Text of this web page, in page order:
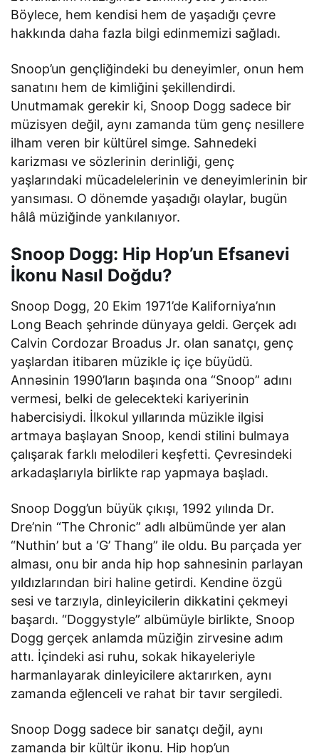
Böylece, hem kendisi hem de yaşadığı çevre
hakkında daha fazla bilgi edinmemizi sağladı.
Snoop’un gençliğindeki bu deneyimler, onun hem
sanatını hem de kimliğini şekillendirdi.
Unutmamak gerekir ki, Snoop Dogg sadece bir
müzisyen değil, aynı zamanda tüm genç nesillere
ilham veren bir kültürel simge. Sahnedeki
karizması ve sözlerinin derinliği, genç
yaşlarındaki mücadelelerinin ve deneyimlerinin bir
yansıması. O dönemde yaşadığı olaylar, bugün
hâlâ müziğinde yankılanıyor.
Snoop Dogg: Hip Hop’un Efsanevi
İkonu Nasıl Doğdu?
Snoop Dogg, 20 Ekim 1971’de Kaliforniya’nın
Long Beach şehrinde dünyaya geldi. Gerçek adı
Calvin Cordozar Broadus Jr. olan sanatçı, genç
yaşlardan itibaren müzikle iç içe büyüdü.
Annəsinin 1990’ların başında ona “Snoop” adını
vermesi, belki de gelecekteki kariyerinin
habercisiydi. İlkokul yıllarında müzikle ilgisi
artmaya başlayan Snoop, kendi stilini bulmaya
çalışarak farklı melodileri keşfetti. Çevresindeki
arkadaşlarıyla birlikte rap yapmaya başladı.
Snoop Dogg’un büyük çıkışı, 1992 yılında Dr.
Dre’nin “The Chronic” adlı albümünde yer alan
“Nuthin’ but a ‘G’ Thang” ile oldu. Bu parçada yer
alması, onu bir anda hip hop sahnesinin parlayan
yıldızlarından biri haline getirdi. Kendine özgü
sesi ve tarzıyla, dinleyicilerin dikkatini çekmeyi
başardı. “Doggystyle” albümüyle birlikte, Snoop
Dogg gerçek anlamda müziğin zirvesine adım
attı. İçindeki asi ruhu, sokak hikayeleriyle
harmanlayarak dinleyicilere aktarırken, aynı
zamanda eğlenceli ve rahat bir tavır sergiledi.
Snoop Dogg sadece bir sanatçı değil, aynı
zamanda bir kültür ikonu. Hip hop’un